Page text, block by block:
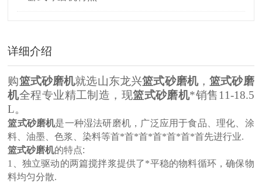
详细介绍
购篮式砂磨机就选山东龙兴篮式砂磨机，篮式砂磨
机全程专业精工制造，现篮式砂磨机*销售11-18.5
L。
篮式砂磨机是一种湿法研磨机，广泛应用于食品、理化、涂
料、油墨、色浆、染料等首*首*首*首*首*首*首先进行业.
篮式砂磨机的特点:
1
、独立驱动的两篇搅拌浆提供了*平稳的物料循环，确保物
料均匀分散.